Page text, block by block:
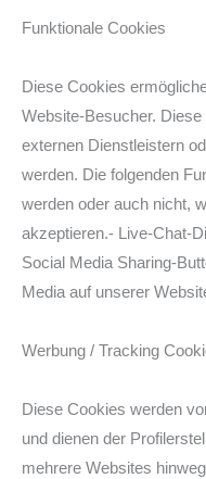
Funktionale Cookies
Diese Cookies
Website-Besucher.
externen Dienstleistern
werden. Die folgenden
werden oder auch nicht,
akzeptieren.- Live-Chat-
Social Media Sharing-
Media auf unserer
Werbung / Tracking
Diese Cookies werden
und dienen der
mehrere Websites